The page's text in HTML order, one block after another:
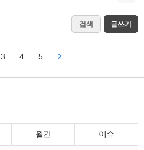
검색 글쓰기
3 4 5
월간 이슈